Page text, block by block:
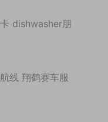
dishwasher朋
线 翔鹤赛车服